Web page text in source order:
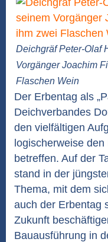
Deichgräf Peter-Olaf
Vorgänger Joachim
Flaschen Wein
Der Erbentag als
Deichverbandes
den vielfältigen
logischerweise
betreffen. Auf der
stand in der
Thema, mit dem
auch der Erbentag
Zukunft
Bauausführung in